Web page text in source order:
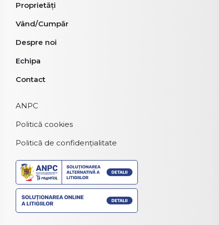
Proprietăți
Vând/Cumpăr
Despre noi
Echipa
Contact
ANPC
Politică cookies
Politică de confidențialitate